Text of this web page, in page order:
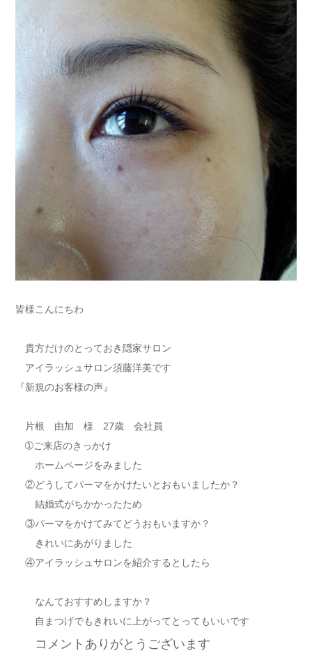
皆様こんにちわ
貴方だけのとっておき隠家サロン
アイラッシュサロン須藤洋美です
『新規のお客様の声』
片根 由加 様 27歳 会社員
➀ご来店のきっかけ
ホームページをみました
②どうしてパーマをかけたいとおもいましたか？
結婚式がちかかったため
③パーマをかけてみてどうおもいますか？
きれいにあがりました
④アイラッシュサロンを紹介するとしたら
なんておすすめしますか？
自まつげでもきれいに上がってとってもいいです
コメントありがとうございます